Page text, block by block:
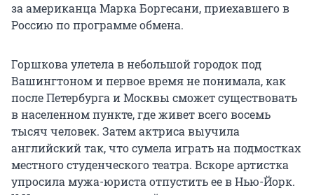
за американца Марка Боргесани, приехавшего в
Россию по программе обмена.
Горшкова улетела в небольшой городок под
Вашингтоном и первое время не понимала, как
после Петербурга и Москвы сможет существовать
в населенном пункте, где живет всего восемь
тысяч человек. Затем актриса выучила
английский так, что сумела играть на подмостках
местного студенческого театра. Вскоре артистка
упросила мужа-юриста отпустить ее в Нью-Йорк.